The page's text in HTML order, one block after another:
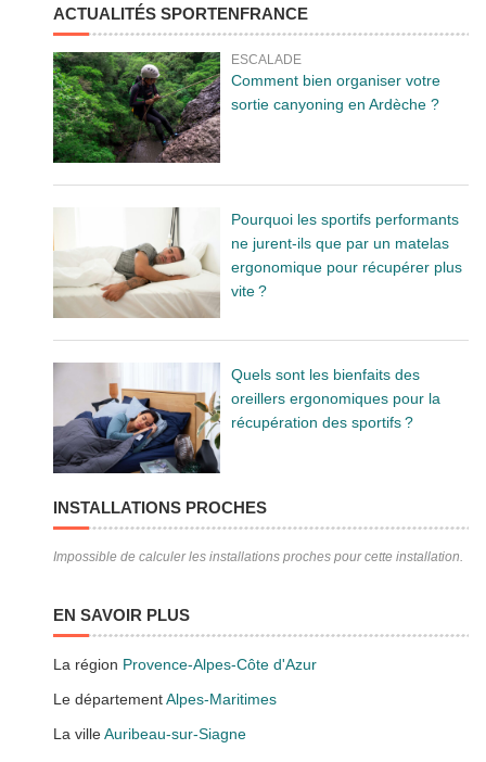
ACTUALITÉS SPORTENFRANCE
ESCALADE
Comment bien organiser votre
sortie canyoning en Ardèche ?
Pourquoi les sportifs performants
ne jurent-ils que par un matelas
ergonomique pour récupérer plus
vite ?
Quels sont les bienfaits des
oreillers ergonomiques pour la
récupération des sportifs ?
INSTALLATIONS PROCHES
Impossible de calculer les installations proches pour cette installation.
EN SAVOIR PLUS
La région Provence-Alpes-Côte d'Azur
Le départementAlpes-Maritimes
La villeAuribeau-sur-Siagne